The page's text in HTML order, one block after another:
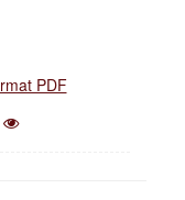
PDF